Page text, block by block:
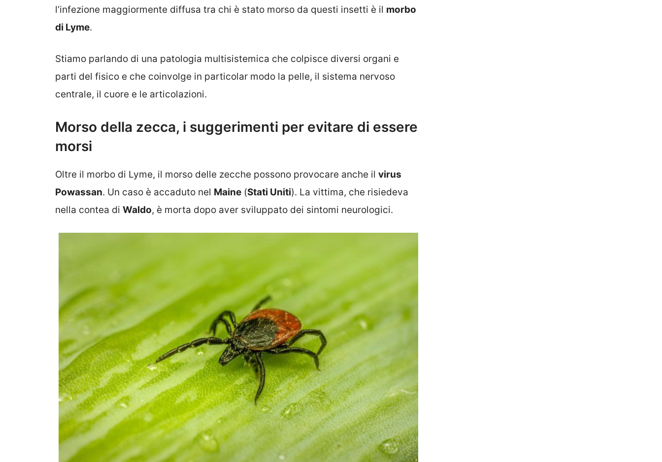
l’infezione maggiormente diffusa tra chi è stato morso da questi insetti è il morbo
di Lyme.
Stiamo parlando di una patologia multisistemica che colpisce diversi organi e
parti del fisico e che coinvolge in particolar modo la pelle, il sistema nervoso
centrale, il cuore e le articolazioni.
Morso della zecca, i suggerimenti per evitare di essere
morsi
Oltre il morbo di Lyme, il morso delle zecche possono provocare anche il virus
Powassan. Un caso è accaduto nel Maine (Stati Uniti). La vittima, che risiedeva
nella contea di Waldo, è morta dopo aver sviluppato dei sintomi neurologici.